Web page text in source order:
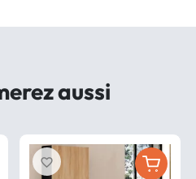
aussi
favorite_border